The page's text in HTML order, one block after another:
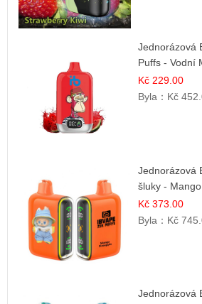
Jednorázová
Puffs - Vodní
Letní dezertní
Kč 229.00
Byla： Kč
Jednorázová
šluky -
ovocná směs
Kč 373.00
Byla： Kč
Jednorázová